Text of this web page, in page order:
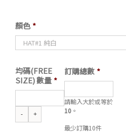
顏色 *
均碼(FREE
SIZE) 數量 *
訂購總數 *
請輸入大於或等於
10 。
最少訂購10件